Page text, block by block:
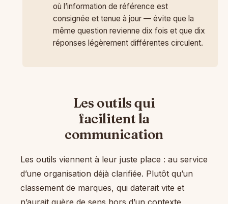
où l’information de référence est
consignée et tenue à jour — évite que la
même question revienne dix fois et que dix
réponses légèrement différentes circulent.
Les outils qui
facilitent la
communication
Les outils viennent à leur juste place : au service
d’une organisation déjà clarifiée. Plutôt qu’un
classement de marques, qui daterait vite et
n’aurait guère de sens hors d’un contexte